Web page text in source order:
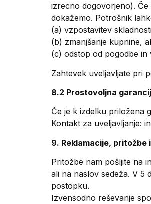
izrecno dogovorjeno).
dokažemo. Potrošnik
(a) vzpostavitev
(b) zmanjšanje kupnine,
(c) odstop od pogodbe
Zahtevek uveljavljate pri
8.2 Prostovoljna
Če je k izdelku priložena
Kontakt za uveljavljanje:
9. Reklamacije, pritožbe
Pritožbe nam pošljite na
ali na naslov sedeža. V
postopku.
Izvensodno reševanje